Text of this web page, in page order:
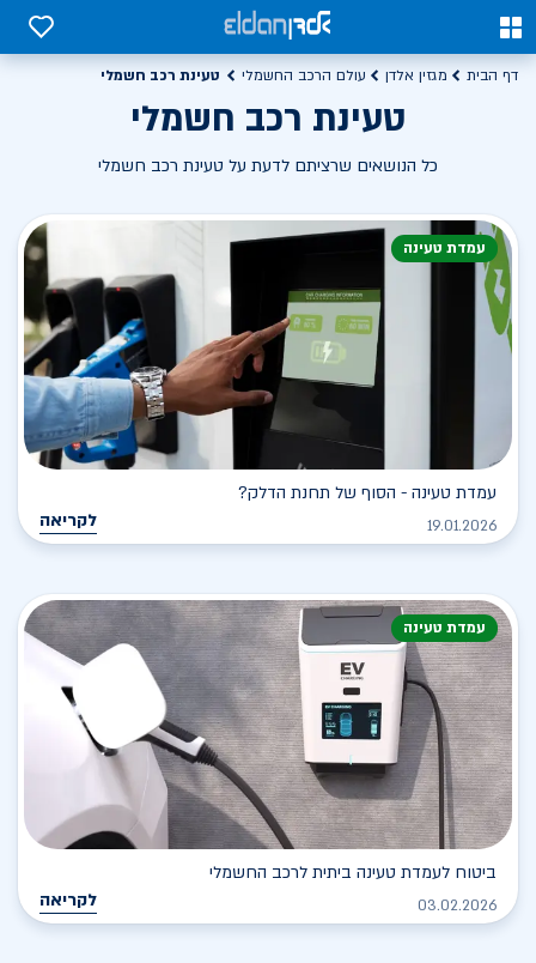
0
0
דף הבית מגזין אלדן עולם הרכב החשמלי טעינת רכב חשמלי
טעינת רכב חשמלי
כל הנושאים שרציתם לדעת על טעינת רכב חשמלי
עמדת טעינה
עמדת טעינה - הסוף של תחנת הדלק?
19.01.2026 לקריאה
עמדת טעינה
ביטוח לעמדת טעינה ביתית לרכב החשמלי
03.02.2026 לקריאה